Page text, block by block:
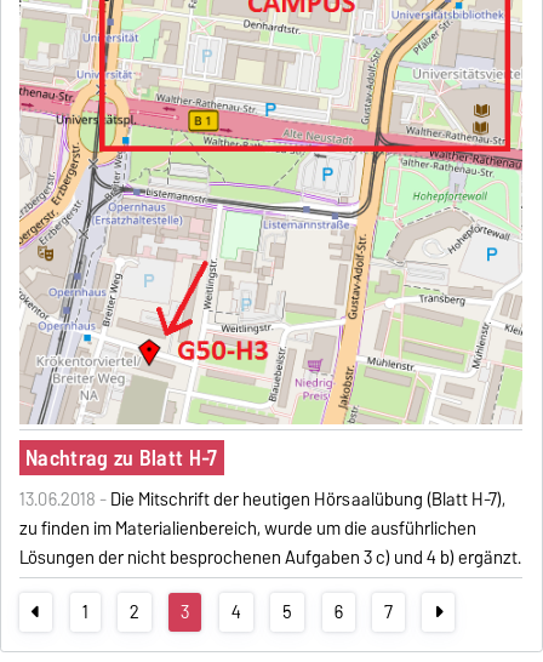
Nachtrag zu Blatt H-7
13.06.2018 -Die Mitschrift der heutigen Hörsaalübung (Blatt H-7),
zu finden im Materialienbereich, wurde um die ausführlichen
Lösungen der nicht besprochenen Aufgaben 3 c) und 4 b) ergänzt.
1
2 3 4 5 6 7